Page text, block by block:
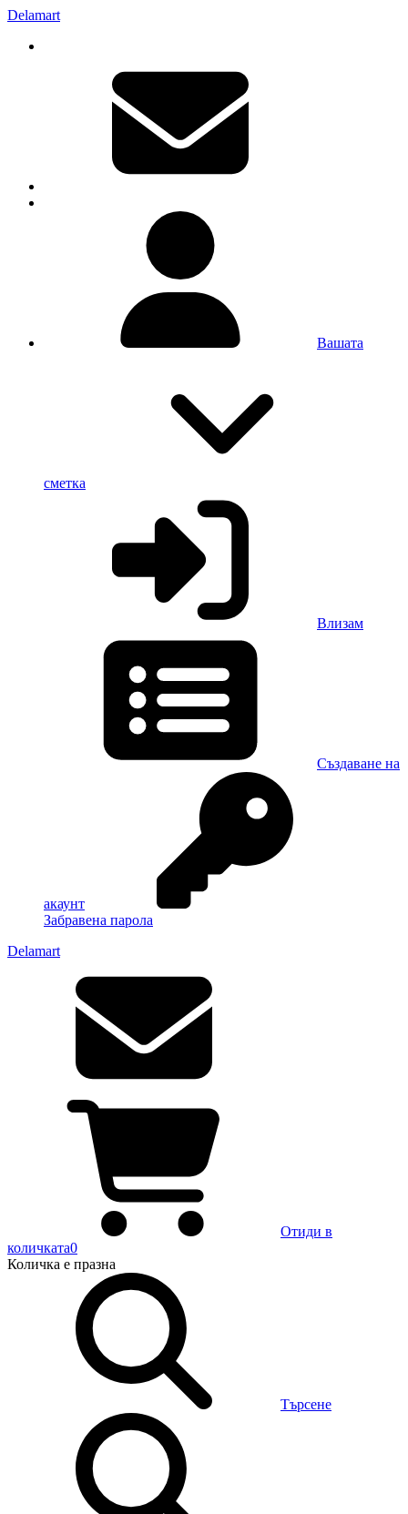
Delamart
Вашата
сметка
Влизам
Създаване на
акаунт
Забравена парола
Delamart
Отиди в
количката0
Количка е празна
Търсене